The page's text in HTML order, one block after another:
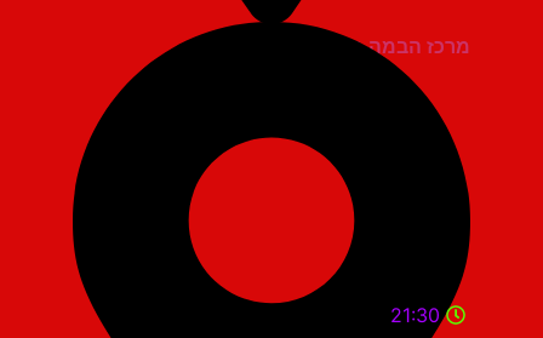
מרכז הבמה גני תקווה
21:30